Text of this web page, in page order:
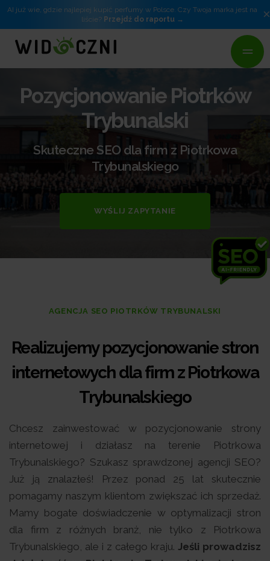
AI już wie, gdzie najlepiej kupić perfumy w Polsce. Czy Twoja marka jest na
liście? Przejdź do raportu ×
Pozycjonowanie Piotrków
Trybunalski
Skuteczne SEO dla firm z Piotrkowa
Trybunalskiego
WYŚLIJ ZAPYTANIE
AGENCJA SEO PIOTRKÓW TRYBUNALSKI
Realizujemy pozycjonowanie stron
internetowych dla firm z Piotrkowa
Trybunalskiego
Chcesz zainwestować w pozycjonowanie strony
internetowej i działasz na terenie Piotrkowa
Trybunalskiego? Szukasz sprawdzonej agencji SEO?
Już ją znalazłeś! Przez ponad 25 lat skutecznie
pomagamy naszym klientom zwiększać ich sprzedaż.
Mamy bogate doświadczenie w optymalizacji stron
dla firm z różnych branż, nie tylko z Piotrkowa
Trybunalskiego, ale i z całego kraju. Jeśli prowadzisz